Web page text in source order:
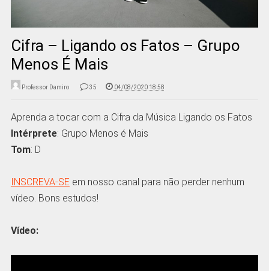
Cifra – Ligando os Fatos – Grupo
Menos É Mais
Professor Damiro 35 04/08/2020 18:58
Aprenda a tocar com a Cifra da Música Ligando os Fatos
Intérprete: Grupo Menos é Mais
Tom: D
INSCREVA-SE em nosso canal para não perder nenhum
vídeo. Bons estudos!
Vídeo: